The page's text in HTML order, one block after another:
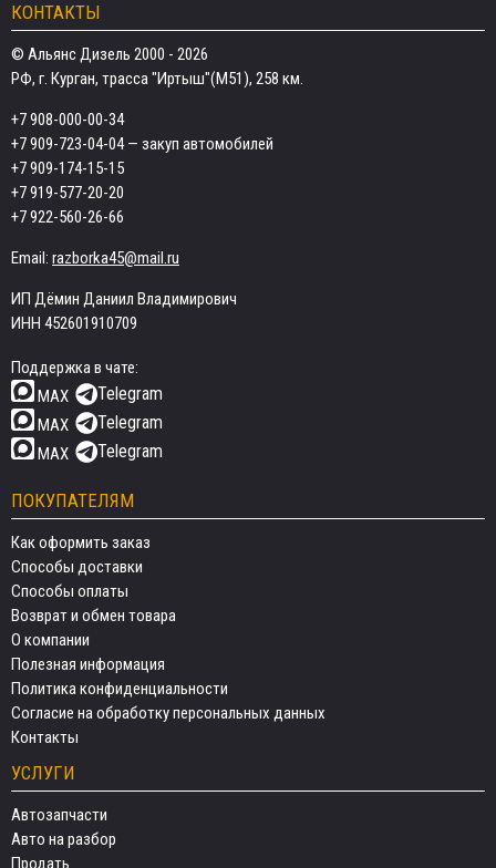
КОНТАКТЫ
© Альянс Дизель 2000 - 2026
РФ, г. Курган, трасса "Иртыш"(М51), 258 км.
+7 908-000-00-34
+7 909-723-04-04— закуп автомобилей
+7 909-174-15-15
+7 919-577-20-20
+7 922-560-26-66
Email: razborka45@mail.ru
ИП Дёмин Даниил Владимирович
ИНН 452601910709
Поддержка в чате:
MAX
Telegram
MAX Telegram
MAX Telegram
ПОКУПАТЕЛЯМ
Как оформить заказ
Способы доставки
Способы оплаты
Возврат и обмен товара
О компании
Полезная информация
Политика конфиденциальности
Согласие на обработку персональных данных
Контакты
УСЛУГИ
Автозапчасти
Авто на разбор
Продать